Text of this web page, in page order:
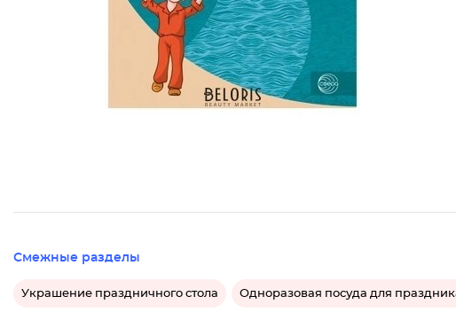
Смежные разделы
Украшение праздничного стола Одноразовая посуда для